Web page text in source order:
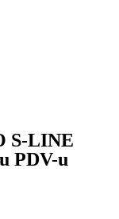
S-LINE
PDV-u